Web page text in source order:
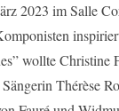
2023 im Salle
wollte
Thérèse